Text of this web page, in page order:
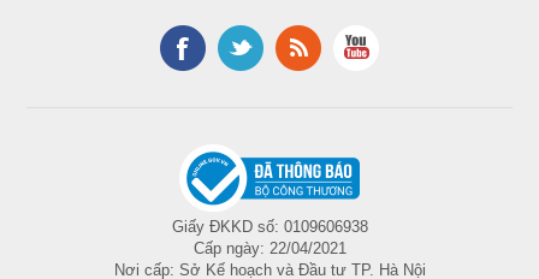
Giấy ĐKKD số: 0109606938
Cấp ngày: 22/04/2021
Nơi cấp: Sở Kế hoạch và Đầu tư TP. Hà Nội